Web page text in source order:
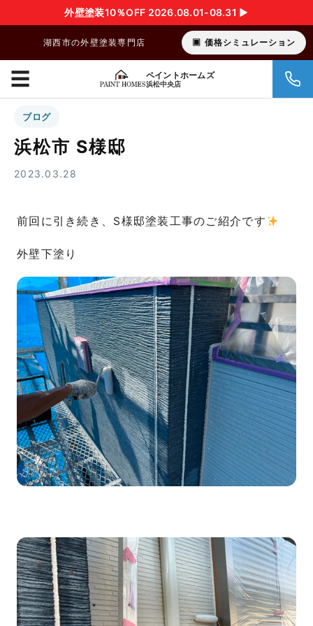
外壁塗装10％OFF 2026.08.01-08.31 ▶︎
湖西市の外壁塗装専門店 価格シミュレーション
ペイントホームズ
浜松中央店
☰
ブログ
浜松市 S様邸
2023.03.28
前回に引き続き、S様邸塗装工事のご紹介です
外壁下塗り